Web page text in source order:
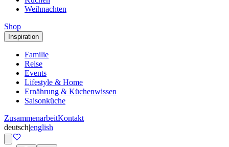
Weihnachten
Shop
Inspiration
Familie
Reise
Events
Lifestyle & Home
Ernährung & Küchenwissen
Saisonküche
ZusammenarbeitKontakt
deutsch|english